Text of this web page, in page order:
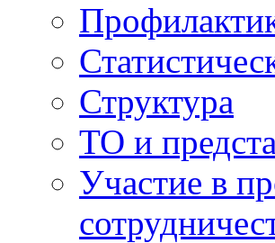
Структура
ТО и
Участие в